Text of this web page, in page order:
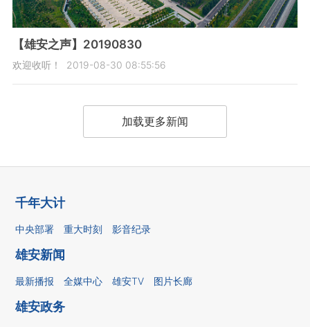
【雄安之声】20190830
欢迎收听！ 2019-08-30 08:55:56
加载更多新闻
千年大计
中央部署 重大时刻 影音纪录
雄安新闻
最新播报 全媒中心 雄安TV 图片长廊
雄安政务